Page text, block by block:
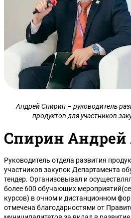
Андрей Спирин – руководитель
продуктов для участников
Спирин Андрей
Руководитель отдела развития
участников закупок Департамента
тендер. Организовывал и
более 600 обучающих
курсов) в очном и дистанционном
отмечена благодарностями от